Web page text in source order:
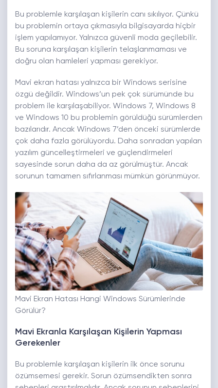
Bu problemle karşılaşan kişilerin canı sıkılıyor. Çünkü
bu problemin ortaya çıkmasıyla bilgisayarda hiçbir
işlem yapılamıyor. Yalnızca güvenli moda geçilebilir.
Bu soruna karşılaşan kişilerin telaşlanmaması ve
doğru olan hamleleri yapması gerekiyor.
Mavi ekran hatası yalnızca bir Windows serisine
özgü değildir. Windows’un pek çok sürümünde bu
problem ile karşılaşabiliyor. Windows 7, Windows 8
ve Windows 10 bu problemin görüldüğü sürümlerden
bazılarıdır. Ancak Windows 7’den önceki sürümlerde
çok daha fazla görülüyordu. Daha sonradan yapılan
yazılım güncelleştirmeleri ve güçlendirmeleri
sayesinde sorun daha da az görülmüştür. Ancak
sorunun tamamen sıfırlanması mümkün görünmüyor.
Mavi Ekran Hatası Hangi Windows Sürümlerinde
Görülür?
Mavi Ekranla Karşılaşan Kişilerin Yapması
Gerekenler
Bu problemle karşılaşan kişilerin ilk önce sorunu
özümsemesi gerekir. Sorun özümsendikten sonra